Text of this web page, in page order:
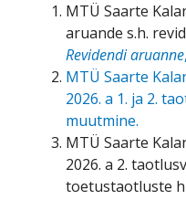
MTÜ Saarte
aruande s.h.
Revidendi aruanne,
MTÜ Saarte
2026. a 1. ja 2.
muutmine.
MTÜ Saarte
2026. a 2.
toetustaotluste